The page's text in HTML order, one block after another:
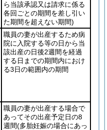
ら当該承認又は請求に係る
各回ごとの期間を差し引い
た期間を超えない期間)
職員の妻が出産するため病
院に入院する等の日から当
該出産の日後2週間を経過
する日までの期間内におけ
る3日の範囲内の期間
職員の妻が出産する場合で
あってその出産予定日の8
週間(多胎妊娠の場合にあっ